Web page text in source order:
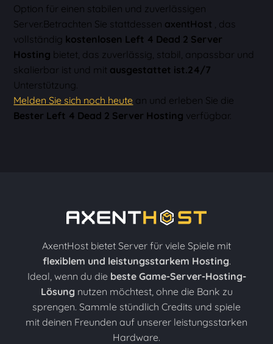
Option für einen stabilen und zuverlässigen
Server.Betrachten Sie stattdessen axentHost , das
vollständig kostenlosen Left 4 Dead 2 Server
Hosting bietet, das zuverlässig, stabil, anpassbar und
skalierbar ist und mit ausgestattet ist.24/7
Unterstützung.
Melden Sie sich noch heute an und erleben Sie die
Bester Left 4 Dead 2 Server Hosting verfügbar.
AxentHost bietet Server für viele Spiele mit
flexiblem und leistungsstarkem Hosting.
Ideal, wenn du die beste Game-Server-Hosting-
Lösung nutzen möchtest, ohne die Bank zu
sprengen. Sammle stündlich Credits und spiele
mit deinen Freunden auf unserer leistungsstarken
Hardware.